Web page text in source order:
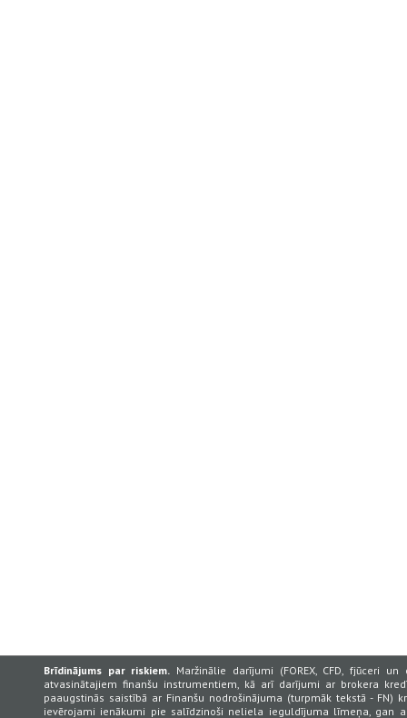
Brīdinājums par riskiem. Maržinālie darījumi (FOREX, CFD, fjūceri
atvasinātajiem finanšu instrumentiem, kā arī darījumi ar brokera
paaugstinās saistībā ar Finanšu nodrošinājuma (turpmāk tekstā -
ievērojami ienākumi pie salīdzinoši neliela ieguldījuma līmeņa, gan